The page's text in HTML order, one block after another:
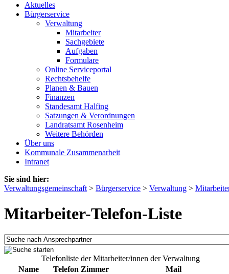
Aktuelles
Bürgerservice
Verwaltung
Mitarbeiter
Sachgebiete
Aufgaben
Formulare
Online Serviceportal
Rechtsbehelfe
Planen & Bauen
Finanzen
Standesamt Halfing
Satzungen & Verordnungen
Landratsamt Rosenheim
Weitere Behörden
Über uns
Kommunale Zusammenarbeit
Intranet
Sie sind hier:
Verwaltungsgemeinschaft > Bürgerservice > Verwaltung >
Mitarbeiter-Telefon-Liste
Telefonliste der Mitarbeiter/innen der Verwaltung
Name
Telefon Zimmer
Mail